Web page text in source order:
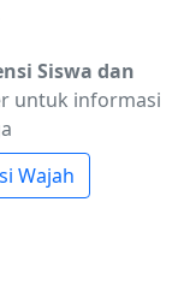
Siswa dan
untuk informasi
Wajah